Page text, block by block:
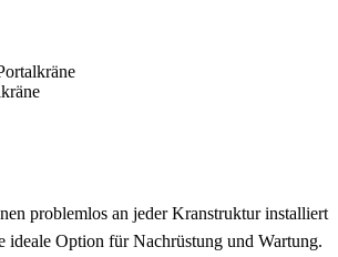
problemlos an jeder Kranstruktur installiert
ideale Option für Nachrüstung und Wartung.